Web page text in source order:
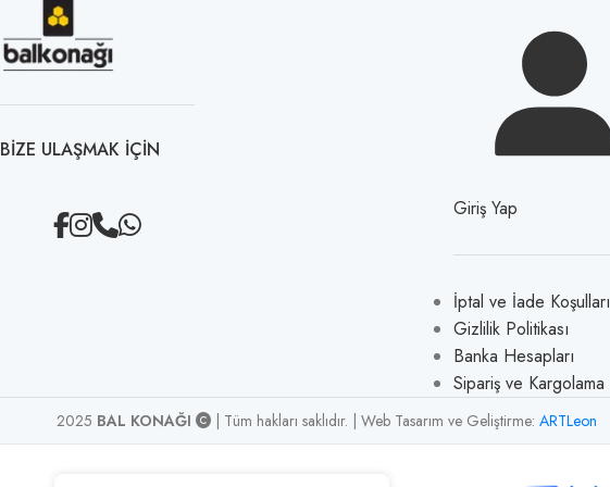
BIZE ULAŞMAK IÇIN
Giriş Yap
İptal ve İade Koşulları
Gizlilik Politikası
Banka Hesapları
Sipariş ve Kargolama
2025 BAL KONAĞI | Tüm hakları saklıdır. | Web Tasarım ve Geliştirme: ARTLeon